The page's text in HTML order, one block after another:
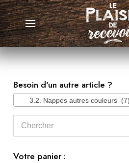
Besoin d'un autre article ?
3.2. Nappes autres couleurs (7)
Votre panier :